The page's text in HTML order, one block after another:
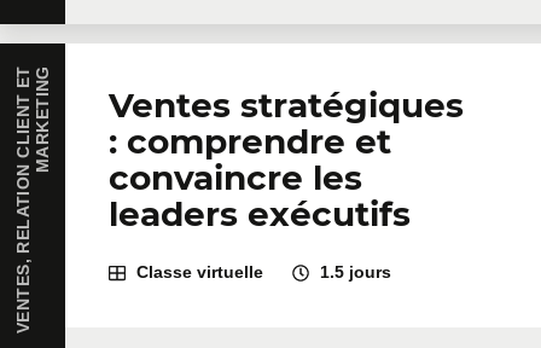
V
E
N
T
E
S
,
R
E
L
A
T
I
O
N
C
L
I
E
N
T
E
T
M
A
R
K
E
T
I
NG
Ventes stratégiques
: comprendre et
convaincre les
leaders exécutifs
Classe virtuelle 1.5 jours